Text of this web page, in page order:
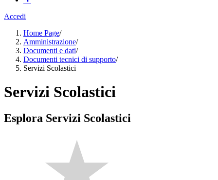
Accedi
Home Page/
Amministrazione/
Documenti e dati/
Documenti tecnici di supporto/
Servizi Scolastici
Servizi Scolastici
Esplora Servizi Scolastici